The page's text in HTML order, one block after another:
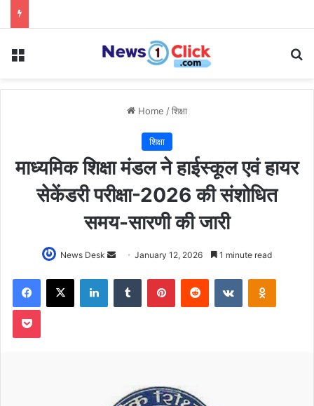
Menu
Home /शिक्षा
शिक्षा
माध्यमिक शिक्षा मंडल ने हाईस्कूल एवं हायर
सेकेंडरी परीक्षा-2026 की संशोधित
समय-सारणी की जारी
News Desk
Send
email
January 12, 2026 1 minute read
Facebook
X LinkedInTumblr PinterestReddit VKontakte
Pocket